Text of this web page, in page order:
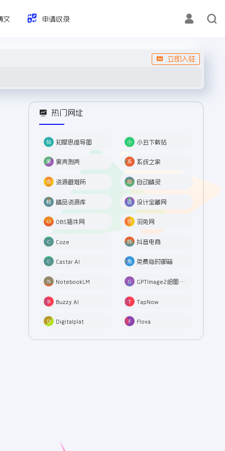
文 申请收录
立即入驻
热门网址
知犀思维导图 小丑下载站
果壳剥壳 系统之家
资源避难所 自动精灵
精品资源库 设计宝藏网
OBS插件网 羽兔网
Coze 抖音电商
Castar AI 免费临时邮箱
NotebookLM GPTImage2绘图工具
Buzzy AI TapNow
Digitalplat Flova